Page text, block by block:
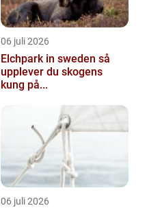
06 juli 2026
Elchpark in sweden så
upplever du skogens
kung på...
06 juli 2026